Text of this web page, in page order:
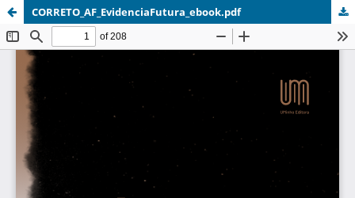
CORRETO_AF_EvidenciaFutura_ebook.pdf